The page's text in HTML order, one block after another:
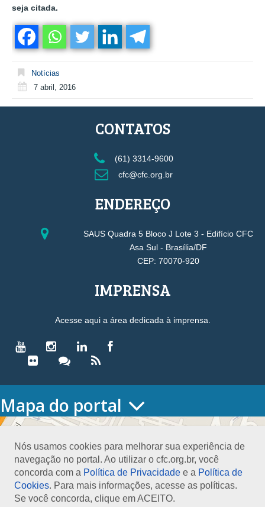
seja citada.
Notícias
7 abril, 2016
Nós usamos cookies para melhorar sua experiência de
navegação no portal. Ao utilizar o cfc.org.br, você
concorda com a Política de Privacidade e a Política de
Cookies. Para mais informações, acesse as políticas.
Se você concorda, clique em ACEITO.
CONTATOS
(61) 3314-9600
cfc@cfc.org.br
ENDEREÇO
SAUS Quadra 5 Bloco J Lote 3 - Edifício CFC
Asa Sul - Brasília/DF
CEP: 70070-920
IMPRENSA
Acesse aqui a área dedicada à imprensa.
Mapa do portal
HOME
Conselho Diretor
Nossa Sede
Planejamento
Organograma
Medalha João Lyra